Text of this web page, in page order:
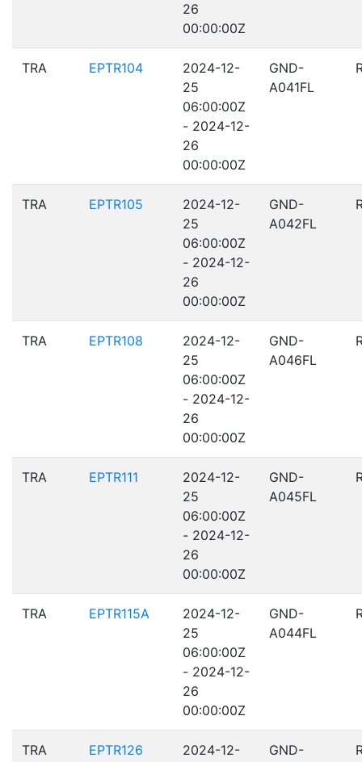
26
00:00:00Z
TRA EPTR104
2024-12-
25
06:00:00Z
- 2024-12-
26
00:00:00Z
GND-
A041FL
TRA EPTR105
2024-12-
25
06:00:00Z
- 2024-12-
26
00:00:00Z
GND-
A042FL
TRA EPTR108
2024-12-
25
06:00:00Z
- 2024-12-
26
00:00:00Z
GND-
A046FL
TRA EPTR111
2024-12-
25
06:00:00Z
- 2024-12-
26
00:00:00Z
GND-
A045FL
TRA EPTR115A
2024-12-
25
06:00:00Z
- 2024-12-
26
00:00:00Z
GND-
A044FL
TRA EPTR126
2024-12-
GND-